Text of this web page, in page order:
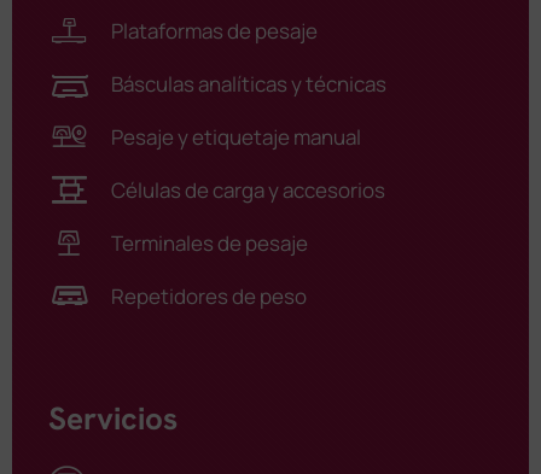
Plataformas de pesaje
Básculas analíticas y técnicas
Pesaje y etiquetaje manual
Células de carga y accesorios
Terminales de pesaje
Repetidores de peso
Servicios